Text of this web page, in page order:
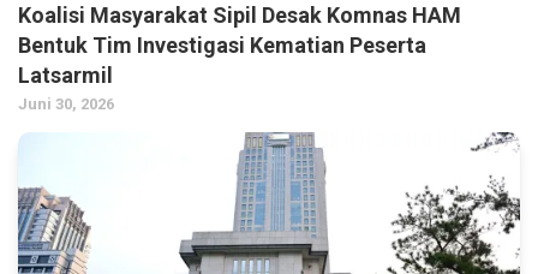
Koalisi Masyarakat Sipil Desak Komnas HAM
Bentuk Tim Investigasi Kematian Peserta
Latsarmil
Juni 30, 2026